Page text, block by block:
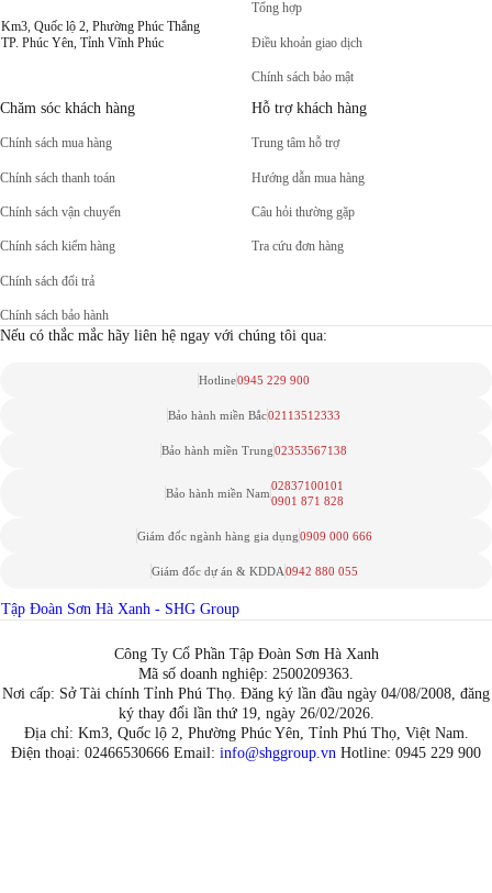
Km3, Quốc lộ 2, Phường Phúc Thắng
TP. Phúc Yên, Tỉnh Vĩnh Phúc
Tổng hợp
Điều khoản giao dịch
Chính sách bảo mật
Chăm sóc khách hàng
Chính sách mua hàng
Chính sách thanh toán
Chính sách vận chuyển
Chính sách kiểm hàng
Chính sách đổi trả
Chính sách bảo hành
Hỗ trợ khách hàng
Trung tâm hỗ trợ
Hướng dẫn mua hàng
Câu hỏi thường gặp
Tra cứu đơn hàng
Nếu có thắc mắc hãy liên hệ ngay với chúng tôi qua:
Hotline0945 229 900
Bảo hành miền Bắc02113512333
Bảo hành miền Trung02353567138
Bảo hành miền Nam
02837100101
0901 871 828
Giám đốc ngành hàng gia dụng0909 000 666
Giám đốc dự án & KDDA0942 880 055
Tập Đoàn Sơn Hà Xanh - SHG Group
Công Ty Cổ Phần Tập Đoàn Sơn Hà Xanh
Mã số doanh nghiệp: 2500209363.
Nơi cấp: Sở Tài chính Tỉnh Phú Thọ. Đăng ký lần đầu ngày 04/08/2008, đăng
ký thay đổi lần thứ 19, ngày 26/02/2026.
Địa chỉ: Km3, Quốc lộ 2, Phường Phúc Yên, Tỉnh Phú Thọ, Việt Nam.
Điện thoại: 02466530666 Email: info@shggroup.vn Hotline: 0945 229 900